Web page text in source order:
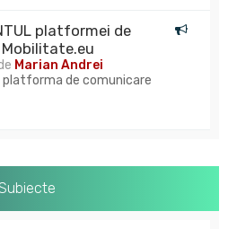
platformei de
Marian Andrei
platforma de comunicare